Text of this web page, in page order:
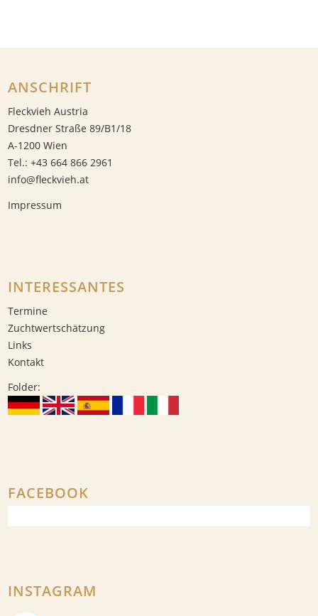
ANSCHRIFT
Fleckvieh Austria
Dresdner Straße 89/B1/18
A-1200 Wien
Tel.: +43 664 866 2961
info@fleckvieh.at
Impressum
INTERESSANTES
Termine
Zuchtwertschätzung
Links
Kontakt
Folder:
FACEBOOK
INSTAGRAM